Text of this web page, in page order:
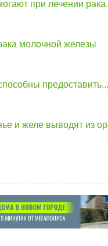
при лечении
молочной железы
предоставить...
и желе выводят из